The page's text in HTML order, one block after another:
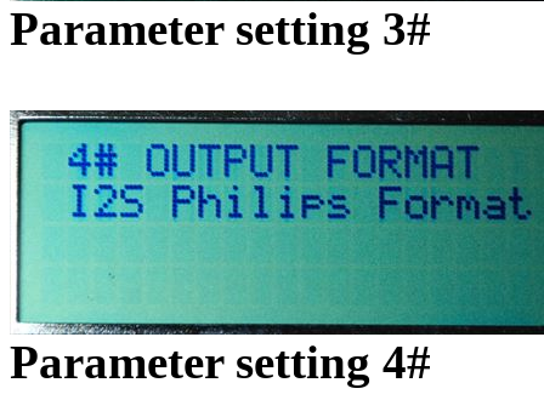
Parameter setting 3#
Parameter setting 4#